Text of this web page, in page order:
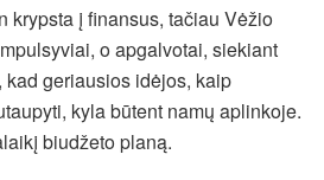
krypsta į finansus, tačiau Vėžio
o apgalvotai, siekiant
geriausios idėjos, kaip
kyla būtent namų aplinkoje.
biudžeto planą.